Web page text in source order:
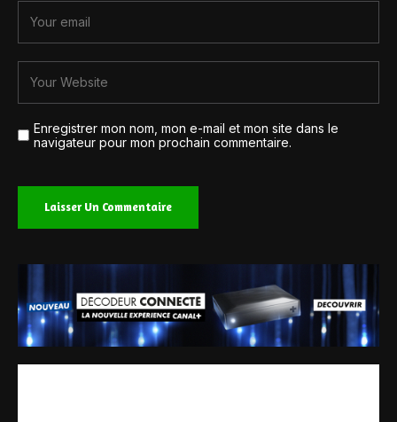
Enregistrer mon nom, mon e-mail et mon site dans le
navigateur pour mon prochain commentaire.